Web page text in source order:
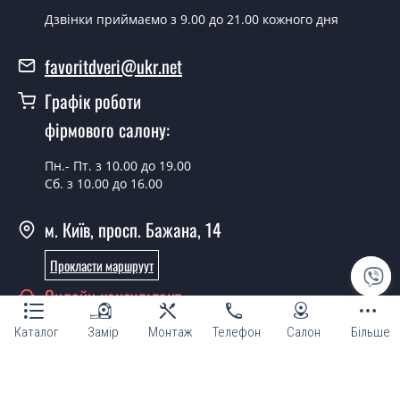
Каталог Замір Монтаж Телефон Салон Більше
наявності їх на складі, чи наступного дня.
Чи можна на сьогодні викликати
замірника?
Так можна.
Так, ми маємо великий асортимент готових дверних
Яка вартість найдешевших дверних
Від 5200 грн.
Потрібні замки економ класу, що
Дзвінки приймаємо з 9.00 до 21.00 кожного дня
favoritdveri@ukr.net
Графік роботи
фірмового салону:
Пн.- Пт. з 10.00 до 19.00
Сб. з 10.00 до 16.00
м. Київ, просп. Бажана, 14
Прокласти маршруут
Онлайн консультант